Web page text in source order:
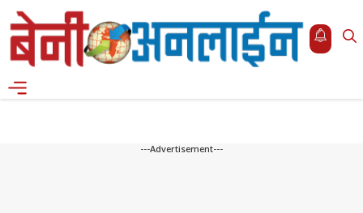
Skip
to
content
---Advertisement---